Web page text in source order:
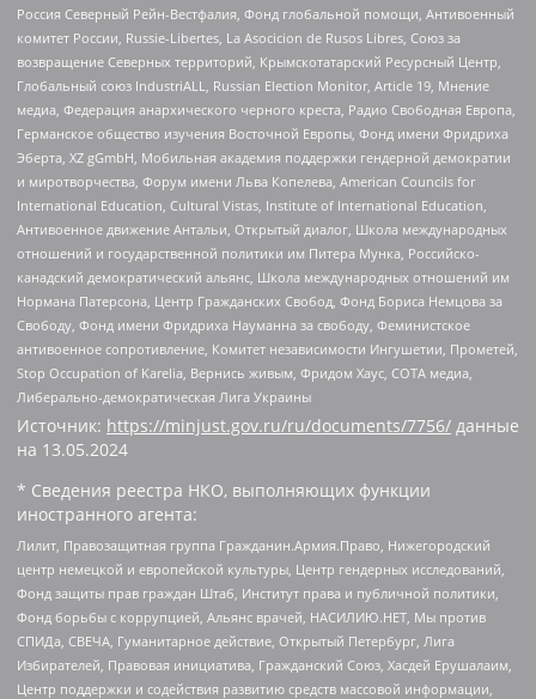
Россия Северный Рейн-Вестфалия, Фонд глобальной помощи, Антивоенный
комитет России, Russie-Libertes, La Asocicion de Rusos Libres, Союз за
возвращение Северных территорий, Крымскотатарский Ресурсный Центр,
Глобальный союз IndustriALL, Russian Election Monitor, Article 19, Мнение
медиа, Федерация анархического черного креста, Радио Свободная Европа,
Германское общество изучения Восточной Европы, Фонд имени Фридриха
Эберта, XZ gGmbH, Мобильная академия поддержки гендерной демократии
и миротворчества, Форум имени Льва Копелева, American Councils for
International Education, Cultural Vistas, Institute of International Education,
Антивоенное движение Антальи, Открытый диалог, Школа международных
отношений и государственной политики им Питера Мунка, Российско-
канадский демократический альянс, Школа международных отношений им
Нормана Патерсона, Центр Гражданских Свобод, Фонд Бориса Немцова за
Свободу, Фонд имени Фридриха Науманна за свободу, Феминистское
антивоенное сопротивление, Комитет независимости Ингушетии, Прометей,
Stop Occupation of Karelia, Вернись живым, Фридом Хаус, СОТА медиа,
Либерально-демократическая Лига Украины
Источник: https://minjust.gov.ru/ru/documents/7756/ данные
на 13.05.2024
* Сведения реестра НКО, выполняющих функции
иностранного агента:
Лилит, Правозащитная группа Гражданин.Армия.Право, Нижегородский
центр немецкой и европейской культуры, Центр гендерных исследований,
Фонд защиты прав граждан Штаб, Институт права и публичной политики,
Фонд борьбы с коррупцией, Альянс врачей, НАСИЛИЮ.НЕТ, Мы против
СПИДа, СВЕЧА, Гуманитарное действие, Открытый Петербург, Лига
Избирателей, Правовая инициатива, Гражданский Союз, Хасдей Ерушалаим,
Центр поддержки и содействия развитию средств массовой информации,